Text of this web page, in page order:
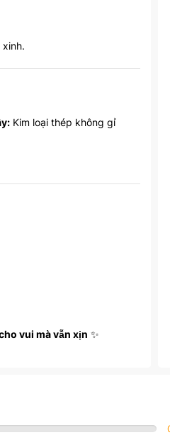
xinh.
Kim loại thép không gỉ
vui mà vẫn xịn ✨